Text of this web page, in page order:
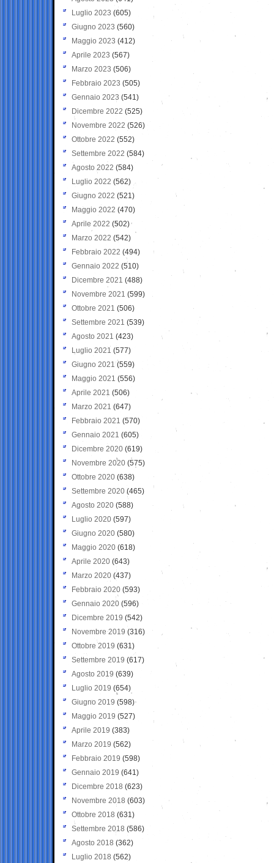
Luglio 2023 (605)
Giugno 2023 (560)
Maggio 2023 (412)
Aprile 2023 (567)
Marzo 2023 (506)
Febbraio 2023 (505)
Gennaio 2023 (541)
Dicembre 2022 (525)
Novembre 2022 (526)
Ottobre 2022 (552)
Settembre 2022 (584)
Agosto 2022 (584)
Luglio 2022 (562)
Giugno 2022 (521)
Maggio 2022 (470)
Aprile 2022 (502)
Marzo 2022 (542)
Febbraio 2022 (494)
Gennaio 2022 (510)
Dicembre 2021 (488)
Novembre 2021 (599)
Ottobre 2021 (506)
Settembre 2021 (539)
Agosto 2021 (423)
Luglio 2021 (577)
Giugno 2021(559)
Maggio 2021 (556)
Aprile 2021 (506)
Marzo 2021 (647)
Febbraio 2021 (570)
Gennaio 2021 (605)
Dicembre 2020 (619)
Novembre 2020 (575)
Ottobre 2020 (638)
Settembre 2020(465)
Agosto 2020 (588)
Luglio 2020 (597)
Giugno 2020 (580)
Maggio 2020 (618)
Aprile 2020 (643)
Marzo 2020 (437)
Febbraio 2020 (593)
Gennaio 2020 (596)
Dicembre 2019 (542)
Novembre 2019 (316)
Ottobre 2019 (631)
Settembre 2019 (617)
Agosto 2019 (639)
Luglio 2019 (654)
Giugno 2019 (598)
Maggio 2019 (527)
Aprile 2019 (383)
Marzo 2019 (562)
Febbraio 2019 (598)
Gennaio 2019 (641)
Dicembre 2018 (623)
Novembre 2018 (603)
Ottobre 2018 (631)
Settembre 2018 (586)
Agosto 2018 (362)
Luglio 2018 (562)